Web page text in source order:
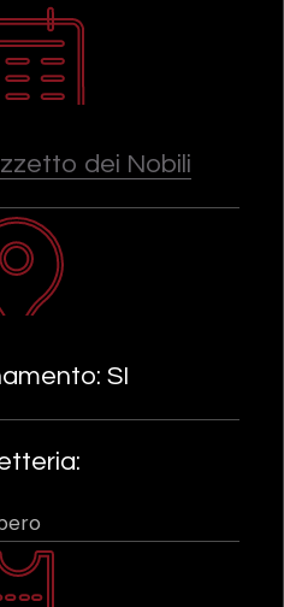
dei Nobili
SI